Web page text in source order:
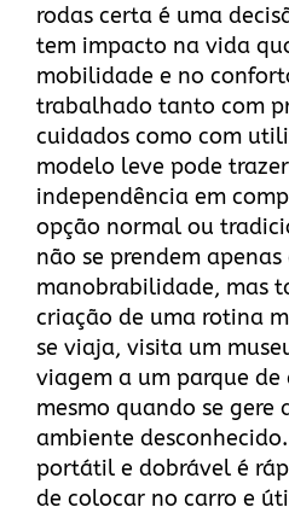
rodas certa é uma
tem impacto na vida
mobilidade e no
trabalhado tanto com
cuidados como com
modelo leve pode
independência em
opção normal ou
não se prendem
manobrabilidade, mas
criação de uma rotina
se viaja, visita um
viagem a um parque de
mesmo quando se gere
ambiente
portátil e dobrável é
de colocar no carro e